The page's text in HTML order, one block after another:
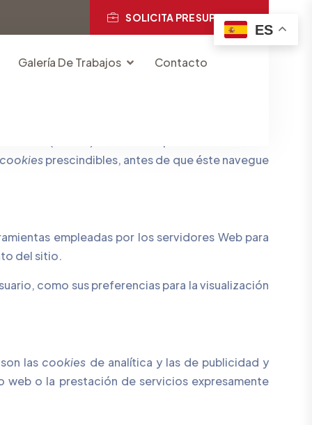
SOLICITA PRESUPUESTO
Galería De Trabajos Contacto
cookiesprescindibles, antes de que éste navegue
empleadas por los servidores Web para
del sitio.
como sus preferencias para la visualización
lascookies de analítica y las de publicidad y
o la prestación de servicios expresamente
ES